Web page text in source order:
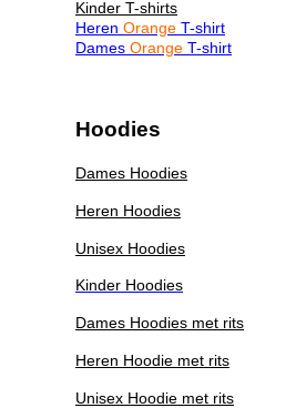
Kinder T-shirts
Heren Orange T-shirt
Dames Orange T-shirt
Hoodies
Dames Hoodies
Heren Hoodies
Unisex Hoodies
Kinder Hoodies
Dames Hoodies met rits
Heren Hoodie met rits
Unisex Hoodie met rits